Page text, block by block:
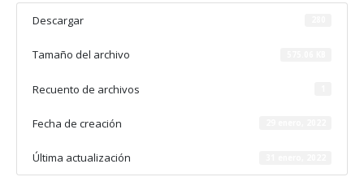
Descargar
Tamaño del archivo
Recuento de archivos
Fecha de creación
Última actualización